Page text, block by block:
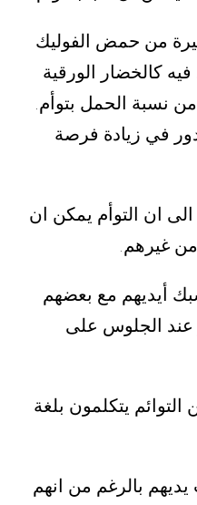
من حمض الفوليك
كالخضار الورقية
نسبة الحمل بتوأم.
في زيادة فرصة
الى ان التوأم يمكن ان
غيرهم .
أيديهم مع بعضهم
عند الجلوس على
يقارب 40? من التوائم يتكلمون بلغة
بالرغم من انهم